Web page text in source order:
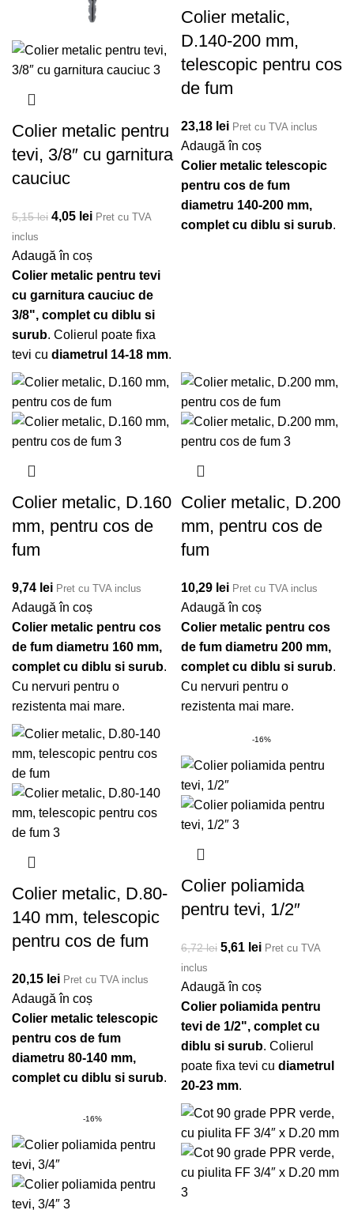
Colier metalic pentru
tevi, 3/8″ cu garnitura
cauciuc
5,15lei Prețul inițial a fost:
4,05 lei Prețul curent
Pret cu TVA
inclus
Adaugă în coș
Colier metalic pentru tevi
cu garnitura cauciuc de
3/8", complet cu diblu si
surub. Colierul poate fixa
tevi cu diametrul 14-18 mm.
Colier metalic,
D.140-200 mm,
telescopic pentru cos
de fum
23,18 lei Pret cu TVA inclus
Adaugă în coș
Colier metalic telescopic
pentru cos de fum
diametru 140-200 mm,
complet cu diblu si surub.
Colier metalic, D.160
mm, pentru cos de
fum
9,74 lei Pret cu TVA inclus
Adaugă în coș
Colier metalic pentru cos
de fum diametru 160 mm,
complet cu diblu si surub.
Cu nervuri pentru o
rezistenta mai mare.
Colier metalic, D.200
mm, pentru cos de
fum
10,29 lei Pret cu TVA inclus
Adaugă în coș
Colier metalic pentru cos
de fum diametru 200 mm,
complet cu diblu si surub.
Cu nervuri pentru o
rezistenta mai mare.
Colier metalic, D.80-
140 mm, telescopic
pentru cos de fum
20,15 lei Pret cu TVA inclus
Adaugă în coș
Colier metalic telescopic
pentru cos de fum
diametru 80-140 mm,
complet cu diblu si surub.
-16%
Colier poliamida
pentru tevi, 1/2″
6,72lei Prețul inițial a fost:
5,61 lei Prețul curent
Pret cu TVA
inclus
Adaugă în coș
Colier poliamida pentru
tevi de 1/2", complet cu
diblu si surub. Colierul
poate fixa tevi cu diametrul
20-23 mm.
-16%